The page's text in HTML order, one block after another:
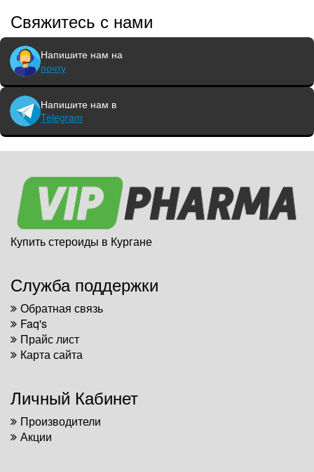
Свяжитесь с нами
Напишите нам на
почту
Напишите нам в
Telegram
Купить стероиды в Кургане
Служба поддержки
Обратная связь
Faq's
Прайс лист
Карта сайта
Личный Кабинет
Производители
Акции